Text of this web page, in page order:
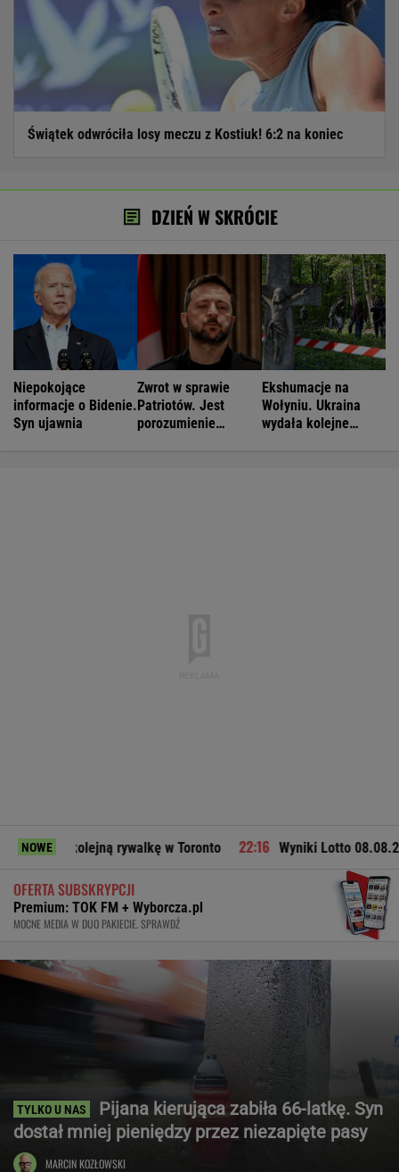
Świątek odwróciła losy meczu z Kostiuk! 6:2 na koniec
DZIEŃ W SKRÓCIE
Niepokojące
informacje o Bidenie.
Syn ujawnia
Zwrot w sprawie
Patriotów. Jest
porozumienie
Ekshumacje na
Wołyniu. Ukraina
wydała kolejne
NOWErywalkę w Toronto Wyniki Lotto 08.08.2026 -
OFERTA SUBSKRYPCJI
Premium: TOK FM + Wyborcza.pl
MOCNE MEDIA W DUO PAKIECIE. SPRAWDŹ
Pijana kierująca zabiła 66-latkę. Syn
dostał mniej pieniędzy przez niezapięte pasy
MARCIN KOZŁOWSKI